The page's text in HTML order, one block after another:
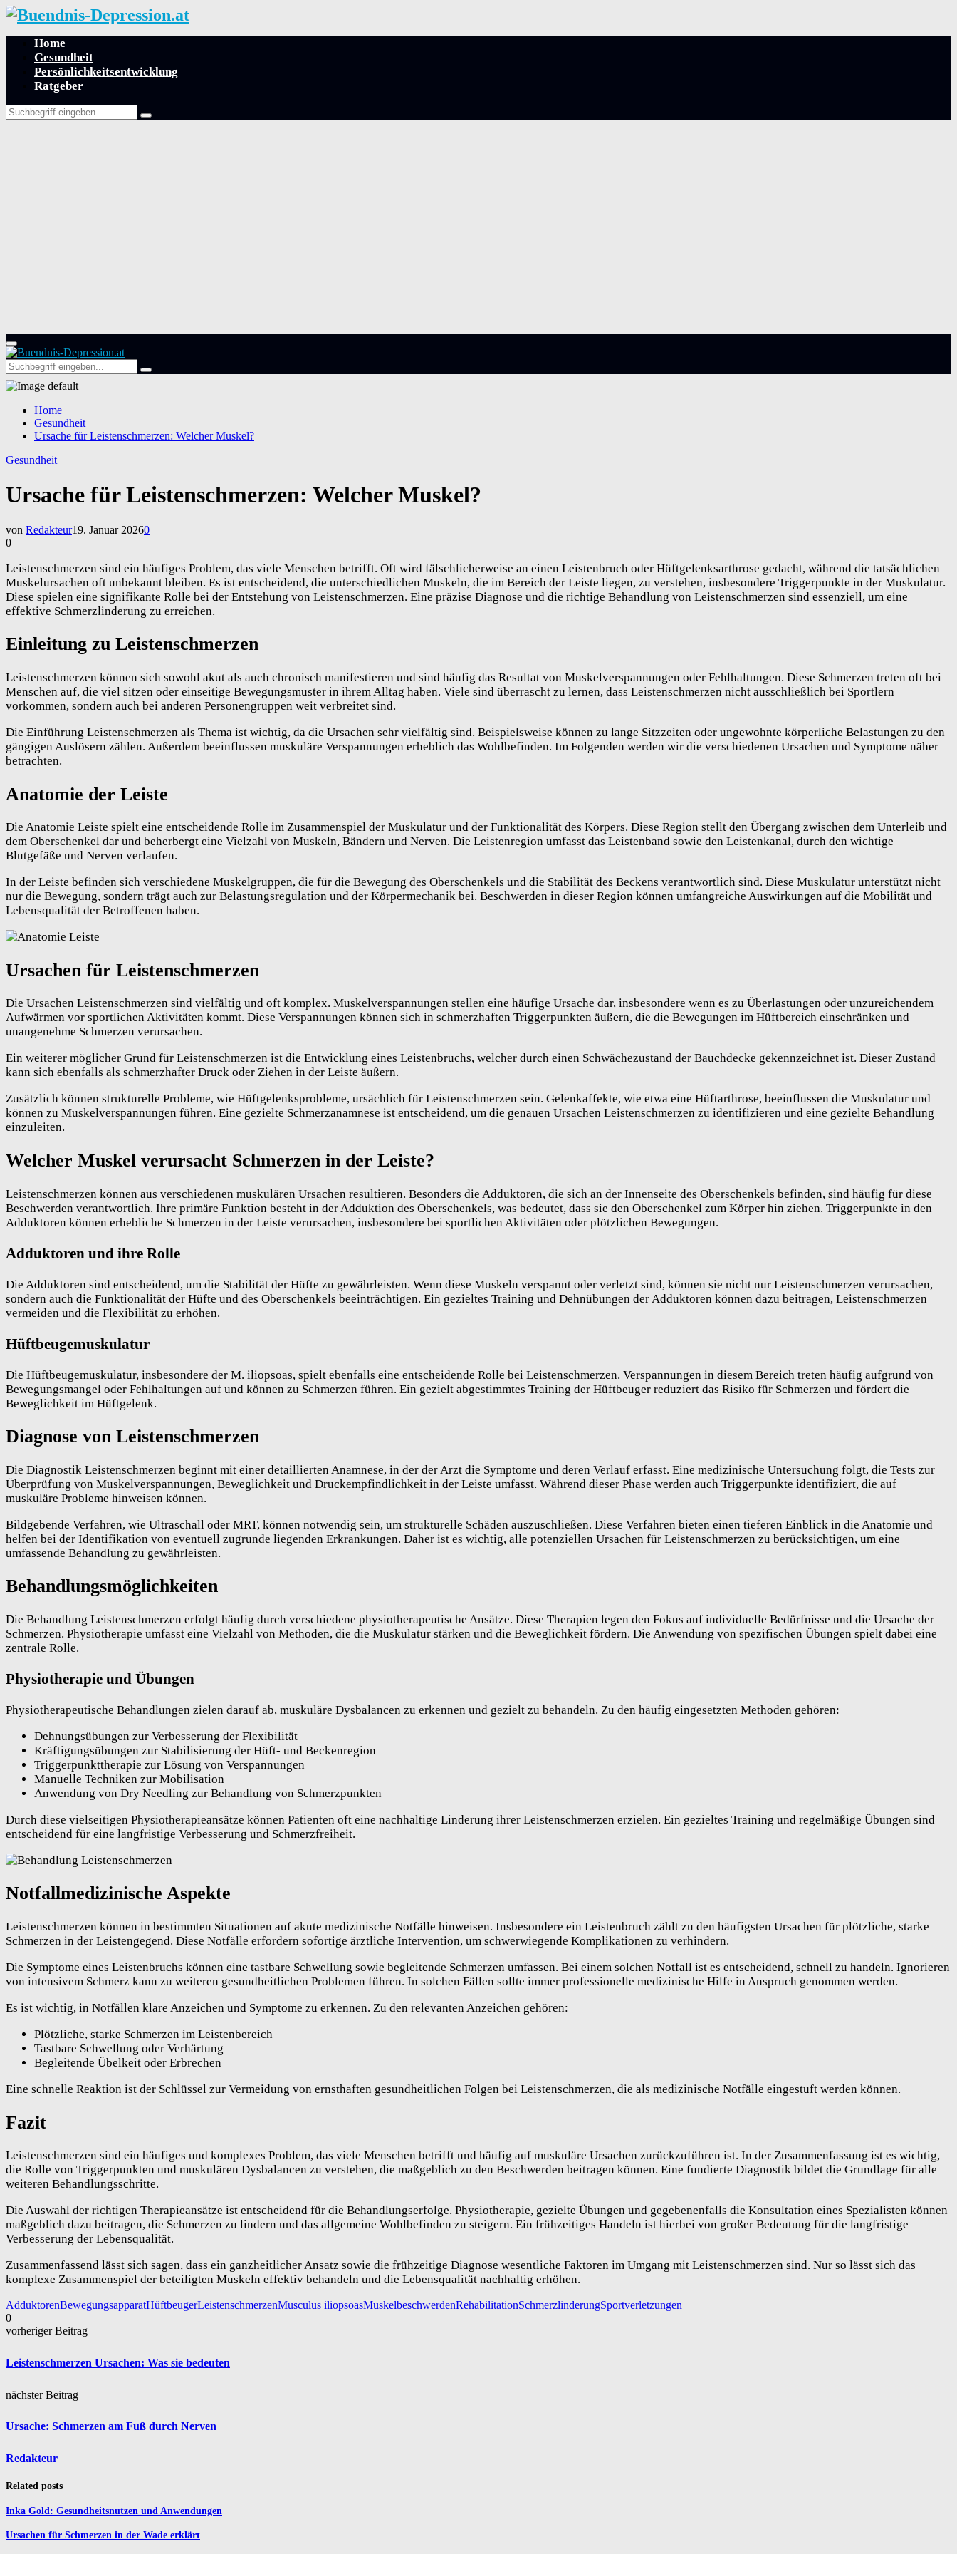
Home
Gesundheit
Persönlichkeitsentwicklung
Ratgeber
Search
for:
Search
Primary
Menu
Search
for:
Search
Home
Gesundheit
Ursache für Leistenschmerzen: Welcher Muskel?
Gesundheit
Ursache für Leistenschmerzen: Welcher Muskel?
von Redakteur19. Januar 20260
0
Leistenschmerzen sind ein häufiges Problem, das viele Menschen betrifft. Oft wird fälschlicherweise an einen Leistenbruch oder Hüftgelenksarthrose gedacht, während die tatsächlichen
Muskelursachen oft unbekannt bleiben. Es ist entscheidend, die unterschiedlichen Muskeln, die im Bereich der Leiste liegen, zu verstehen, insbesondere Triggerpunkte in der Muskulatur.
Diese spielen eine signifikante Rolle bei der Entstehung von Leistenschmerzen. Eine präzise Diagnose und die richtige Behandlung von Leistenschmerzen sind essenziell, um eine
effektive Schmerzlinderung zu erreichen.
Einleitung zu Leistenschmerzen
Leistenschmerzen können sich sowohl akut als auch chronisch manifestieren und sind häufig das Resultat von Muskelverspannungen oder Fehlhaltungen. Diese Schmerzen treten oft bei
Menschen auf, die viel sitzen oder einseitige Bewegungsmuster in ihrem Alltag haben. Viele sind überrascht zu lernen, dass Leistenschmerzen nicht ausschließlich bei Sportlern
vorkommen, sondern auch bei anderen Personengruppen weit verbreitet sind.
Die Einführung Leistenschmerzen als Thema ist wichtig, da die Ursachen sehr vielfältig sind. Beispielsweise können zu lange Sitzzeiten oder ungewohnte körperliche Belastungen zu den
gängigen Auslösern zählen. Außerdem beeinflussen muskuläre Verspannungen erheblich das Wohlbefinden. Im Folgenden werden wir die verschiedenen Ursachen und Symptome näher
betrachten.
Anatomie der Leiste
Die Anatomie Leiste spielt eine entscheidende Rolle im Zusammenspiel der Muskulatur und der Funktionalität des Körpers. Diese Region stellt den Übergang zwischen dem Unterleib und
dem Oberschenkel dar und beherbergt eine Vielzahl von Muskeln, Bändern und Nerven. Die Leistenregion umfasst das Leistenband sowie den Leistenkanal, durch den wichtige
Blutgefäße und Nerven verlaufen.
In der Leiste befinden sich verschiedene Muskelgruppen, die für die Bewegung des Oberschenkels und die Stabilität des Beckens verantwortlich sind. Diese Muskulatur unterstützt nicht
nur die Bewegung, sondern trägt auch zur Belastungsregulation und der Körpermechanik bei. Beschwerden in dieser Region können umfangreiche Auswirkungen auf die Mobilität und
Lebensqualität der Betroffenen haben.
Ursachen für Leistenschmerzen
Die Ursachen Leistenschmerzen sind vielfältig und oft komplex. Muskelverspannungen stellen eine häufige Ursache dar, insbesondere wenn es zu Überlastungen oder unzureichendem
Aufwärmen vor sportlichen Aktivitäten kommt. Diese Verspannungen können sich in schmerzhaften Triggerpunkten äußern, die die Bewegungen im Hüftbereich einschränken und
unangenehme Schmerzen verursachen.
Ein weiterer möglicher Grund für Leistenschmerzen ist die Entwicklung eines Leistenbruchs, welcher durch einen Schwächezustand der Bauchdecke gekennzeichnet ist. Dieser Zustand
kann sich ebenfalls als schmerzhafter Druck oder Ziehen in der Leiste äußern.
Zusätzlich können strukturelle Probleme, wie Hüftgelenksprobleme, ursächlich für Leistenschmerzen sein. Gelenkaffekte, wie etwa eine Hüftarthrose, beeinflussen die Muskulatur und
können zu Muskelverspannungen führen. Eine gezielte Schmerzanamnese ist entscheidend, um die genauen Ursachen Leistenschmerzen zu identifizieren und eine gezielte Behandlung
einzuleiten.
Welcher Muskel verursacht Schmerzen in der Leiste?
Leistenschmerzen können aus verschiedenen muskulären Ursachen resultieren. Besonders die Adduktoren, die sich an der Innenseite des Oberschenkels befinden, sind häufig für diese
Beschwerden verantwortlich. Ihre primäre Funktion besteht in der Adduktion des Oberschenkels, was bedeutet, dass sie den Oberschenkel zum Körper hin ziehen. Triggerpunkte in den
Adduktoren können erhebliche Schmerzen in der Leiste verursachen, insbesondere bei sportlichen Aktivitäten oder plötzlichen Bewegungen.
Adduktoren und ihre Rolle
Die Adduktoren sind entscheidend, um die Stabilität der Hüfte zu gewährleisten. Wenn diese Muskeln verspannt oder verletzt sind, können sie nicht nur Leistenschmerzen verursachen,
sondern auch die Funktionalität der Hüfte und des Oberschenkels beeinträchtigen. Ein gezieltes Training und Dehnübungen der Adduktoren können dazu beitragen, Leistenschmerzen
vermeiden und die Flexibilität zu erhöhen.
Hüftbeugemuskulatur
Die Hüftbeugemuskulatur, insbesondere der M. iliopsoas, spielt ebenfalls eine entscheidende Rolle bei Leistenschmerzen. Verspannungen in diesem Bereich treten häufig aufgrund von
Bewegungsmangel oder Fehlhaltungen auf und können zu Schmerzen führen. Ein gezielt abgestimmtes Training der Hüftbeuger reduziert das Risiko für Schmerzen und fördert die
Beweglichkeit im Hüftgelenk.
Diagnose von Leistenschmerzen
Die Diagnostik Leistenschmerzen beginnt mit einer detaillierten Anamnese, in der der Arzt die Symptome und deren Verlauf erfasst. Eine medizinische Untersuchung folgt, die Tests zur
Überprüfung von Muskelverspannungen, Beweglichkeit und Druckempfindlichkeit in der Leiste umfasst. Während dieser Phase werden auch Triggerpunkte identifiziert, die auf
muskuläre Probleme hinweisen können.
Bildgebende Verfahren, wie Ultraschall oder MRT, können notwendig sein, um strukturelle Schäden auszuschließen. Diese Verfahren bieten einen tieferen Einblick in die Anatomie und
helfen bei der Identifikation von eventuell zugrunde liegenden Erkrankungen. Daher ist es wichtig, alle potenziellen Ursachen für Leistenschmerzen zu berücksichtigen, um eine
umfassende Behandlung zu gewährleisten.
Behandlungsmöglichkeiten
Die Behandlung Leistenschmerzen erfolgt häufig durch verschiedene physiotherapeutische Ansätze. Diese Therapien legen den Fokus auf individuelle Bedürfnisse und die Ursache der
Schmerzen. Physiotherapie umfasst eine Vielzahl von Methoden, die die Muskulatur stärken und die Beweglichkeit fördern. Die Anwendung von spezifischen Übungen spielt dabei eine
zentrale Rolle.
Physiotherapie und Übungen
Physiotherapeutische Behandlungen zielen darauf ab, muskuläre Dysbalancen zu erkennen und gezielt zu behandeln. Zu den häufig eingesetzten Methoden gehören:
Dehnungsübungen zur Verbesserung der Flexibilität
Kräftigungsübungen zur Stabilisierung der Hüft- und Beckenregion
Triggerpunkttherapie zur Lösung von Verspannungen
Manuelle Techniken zur Mobilisation
Anwendung von Dry Needling zur Behandlung von Schmerzpunkten
Durch diese vielseitigen Physiotherapieansätze können Patienten oft eine nachhaltige Linderung ihrer Leistenschmerzen erzielen. Ein gezieltes Training und regelmäßige Übungen sind
entscheidend für eine langfristige Verbesserung und Schmerzfreiheit.
Notfallmedizinische Aspekte
Leistenschmerzen können in bestimmten Situationen auf akute medizinische Notfälle hinweisen. Insbesondere ein Leistenbruch zählt zu den häufigsten Ursachen für plötzliche, starke
Schmerzen in der Leistengegend. Diese Notfälle erfordern sofortige ärztliche Intervention, um schwerwiegende Komplikationen zu verhindern.
Die Symptome eines Leistenbruchs können eine tastbare Schwellung sowie begleitende Schmerzen umfassen. Bei einem solchen Notfall ist es entscheidend, schnell zu handeln. Ignorieren
von intensivem Schmerz kann zu weiteren gesundheitlichen Problemen führen. In solchen Fällen sollte immer professionelle medizinische Hilfe in Anspruch genommen werden.
Es ist wichtig, in Notfällen klare Anzeichen und Symptome zu erkennen. Zu den relevanten Anzeichen gehören:
Plötzliche, starke Schmerzen im Leistenbereich
Tastbare Schwellung oder Verhärtung
Begleitende Übelkeit oder Erbrechen
Eine schnelle Reaktion ist der Schlüssel zur Vermeidung von ernsthaften gesundheitlichen Folgen bei Leistenschmerzen, die als medizinische Notfälle eingestuft werden können.
Fazit
Leistenschmerzen sind ein häufiges und komplexes Problem, das viele Menschen betrifft und häufig auf muskuläre Ursachen zurückzuführen ist. In der Zusammenfassung ist es wichtig,
die Rolle von Triggerpunkten und muskulären Dysbalancen zu verstehen, die maßgeblich zu den Beschwerden beitragen können. Eine fundierte Diagnostik bildet die Grundlage für alle
weiteren Behandlungsschritte.
Die Auswahl der richtigen Therapieansätze ist entscheidend für die Behandlungserfolge. Physiotherapie, gezielte Übungen und gegebenenfalls die Konsultation eines Spezialisten können
maßgeblich dazu beitragen, die Schmerzen zu lindern und das allgemeine Wohlbefinden zu steigern. Ein frühzeitiges Handeln ist hierbei von großer Bedeutung für die langfristige
Verbesserung der Lebensqualität.
Zusammenfassend lässt sich sagen, dass ein ganzheitlicher Ansatz sowie die frühzeitige Diagnose wesentliche Faktoren im Umgang mit Leistenschmerzen sind. Nur so lässt sich das
komplexe Zusammenspiel der beteiligten Muskeln effektiv behandeln und die Lebensqualität nachhaltig erhöhen.
AdduktorenBewegungsapparatHüftbeugerLeistenschmerzenMusculus iliopsoasMuskelbeschwerdenRehabilitationSchmerzlinderungSportverletzungen
0
vorheriger Beitrag
Leistenschmerzen Ursachen: Was sie bedeuten
nächster Beitrag
Ursache: Schmerzen am Fuß durch Nerven
Redakteur
Related posts
Inka Gold: Gesundheitsnutzen und Anwendungen
Ursachen für Schmerzen in der Wade erklärt